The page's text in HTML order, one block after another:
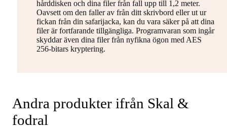
hårddisken och dina filer från fall upp till 1,2 meter.
Oavsett om den faller av från ditt skrivbord eller ut ur
fickan från din safarijacka, kan du vara säker på att dina
filer är fortfarande tillgängliga. Programvaran som ingår
skyddar även dina filer från nyfikna ögon med AES
256-bitars kryptering.
Andra produkter ifrån Skal &
fodral